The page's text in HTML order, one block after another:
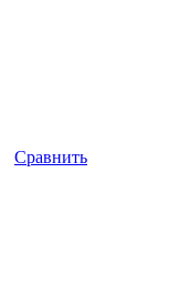
Сравнить